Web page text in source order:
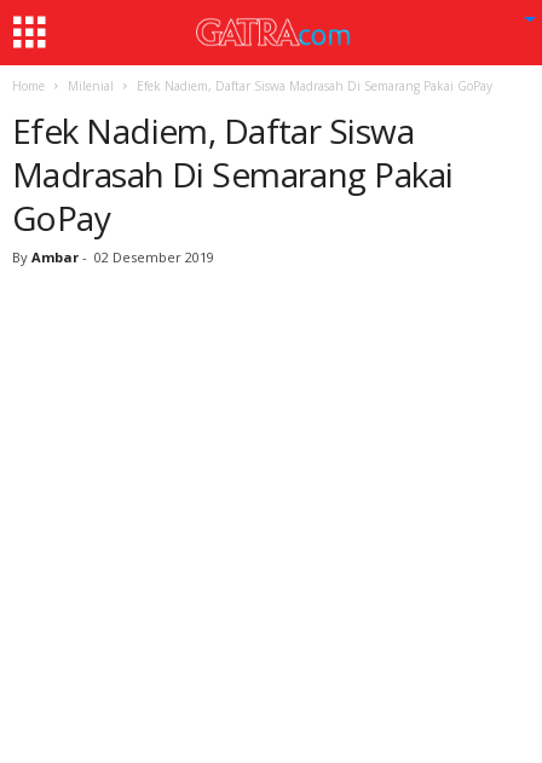
Home Milenial Efek Nadiem, Daftar Siswa Madrasah Di Semarang Pakai GoPay
Efek Nadiem, Daftar Siswa
Madrasah Di Semarang Pakai
GoPay
By Ambar - 02 Desember 2019